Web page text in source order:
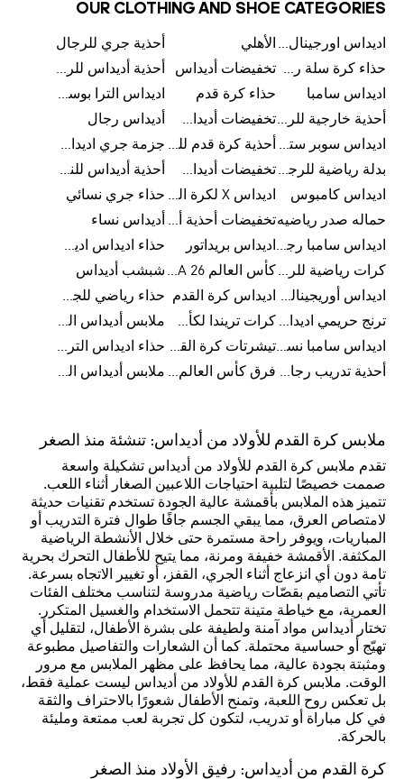
OUR CLOTHING AND SHOE CATEGORIES
اديداس اورجينال رجالي الأهلي
أحذية جري للرجال
حذاء كرة سلة رجالي تخفيضات أديداس
أحذية أديداس للرجال
اديداس سامبا
حذاء كرة قدم
اديداس الترا بوست للرجال
أحذية خارجية للرجال
تخفيضات أديداس للرجال
أديداس رجال
اديداس سوبر ستار رجالي
أحذية كرة قدم للرجال
جزمة جري اديداس
بدلة رياضية للرجال
تخفيضات أديداس للنساء
أحذية أديداس للنساء
اديداس كامبوس
اديداس X لكرة القدم حذاء جري نسائي
حماله صدر رياضيه
تخفيضات أحذية أديداس للرجال أديداس نساء
اديداس سامبا رجالي اديداس بريداتور
حذاء اديداس اديستار للرجال
كرات رياضية للرجال
كأس العالم FIFA 26™ شبشب أديداس
اديداس أوريجينالز للنساء
اديداس كرة القدم
حذاء رياضي للجري
ترنج حريمي اديداس
كرات تريندا لكأس العالم FIFA 26™
ملابس أديداس الرياضية
اديداس سامبا نسائي
تيشرتات كرة القدم
حذاء اديداس الترا بوست 22
أحذية تدريب رجالية
فرق كأس العالم FIFA 26™ ملابس أديداس الرجالية
ملابس كرة القدم للأولاد من أديداس: تنشئة منذ الصغر
تقدم ملابس كرة القدم للأولاد من أديداس تشكيلة واسعة
صممت خصيصًا لتلبية احتياجات اللاعبين الصغار أثناء اللعب.
تتميز هذه الملابس بأقمشة عالية الجودة تستخدم تقنيات حديثة
لامتصاص العرق، مما يبقي الجسم جافًا طوال فترة التدريب أو
المباريات، ويوفر راحة مستمرة حتى خلال الأنشطة الرياضية
المكثفة. الأقمشة خفيفة ومرنة، مما يتيح للأطفال التحرك بحرية
تامة دون أي انزعاج أثناء الجري، القفز، أو تغيير الاتجاه بسرعة.
تأتي التصاميم بقصّات رياضية مدروسة لتناسب مختلف الفئات
العمرية، مع خياطة متينة تتحمل الاستخدام والغسيل المتكرر.
تختار أديداس مواد آمنة ولطيفة على بشرة الأطفال، لتقليل أي
تهيّج أو حساسية محتملة. كما أن الشعارات والتفاصيل مطبوعة
ومثبتة بجودة عالية، مما يحافظ على مظهر الملابس مع مرور
الوقت. ملابس كرة القدم للأولاد من أديداس ليست عملية فقط،
بل تعكس روح اللعبة، وتمنح الأطفال شعورًا بالاحتراف والثقة
في كل مباراة أو تدريب، لتكون كل تجربة لعب ممتعة ومليئة
بالحركة.
كرة القدم من أديداس: رفيق الأولاد منذ الصغر